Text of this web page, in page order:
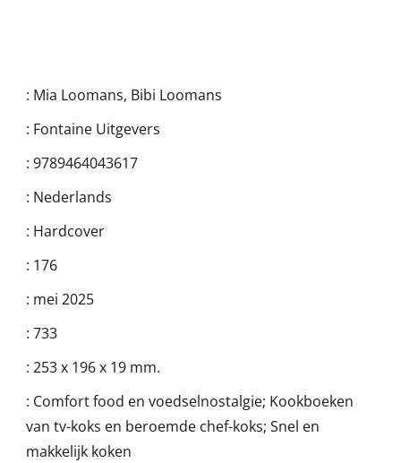
: Mia Loomans, Bibi Loomans
: Fontaine Uitgevers
: 9789464043617
: Nederlands
: Hardcover
: 176
: mei 2025
: 733
: 253 x 196 x 19 mm.
: Comfort food en voedselnostalgie; Kookboeken
van tv-koks en beroemde chef-koks; Snel en
makkelijk koken